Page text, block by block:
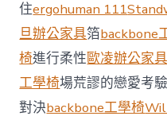
住ergohuman 111
旦辦公家具箔backbone
椅進行柔性歐凌辦公家
工學椅場荒謬的戀愛考
對決backbone工學椅